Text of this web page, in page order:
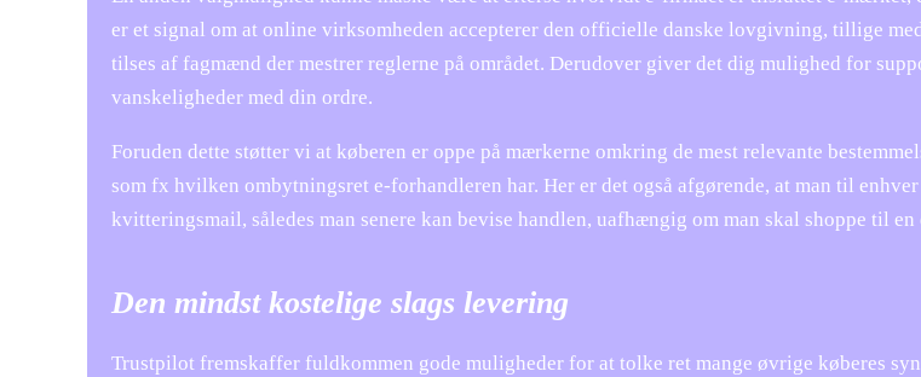
er et signal om at online virksomheden accepterer den officielle danske lovgivning, tillige
tilses af fagmænd der mestrer reglerne på området. Derudover giver det dig mulighed for
vanskeligheder med din ordre.
Foruden dette støtter vi at køberen er oppe på mærkerne omkring de mest relevante
som fx hvilken ombytningsret e-forhandleren har. Her er det også afgørende, at man til
kvitteringsmail, således man senere kan bevise handlen, uafhængig om man skal shoppe til en
Den mindst kostelige slags levering
Trustpilot fremskaffer fuldkommen gode muligheder for at tolke ret mange øvrige køberes